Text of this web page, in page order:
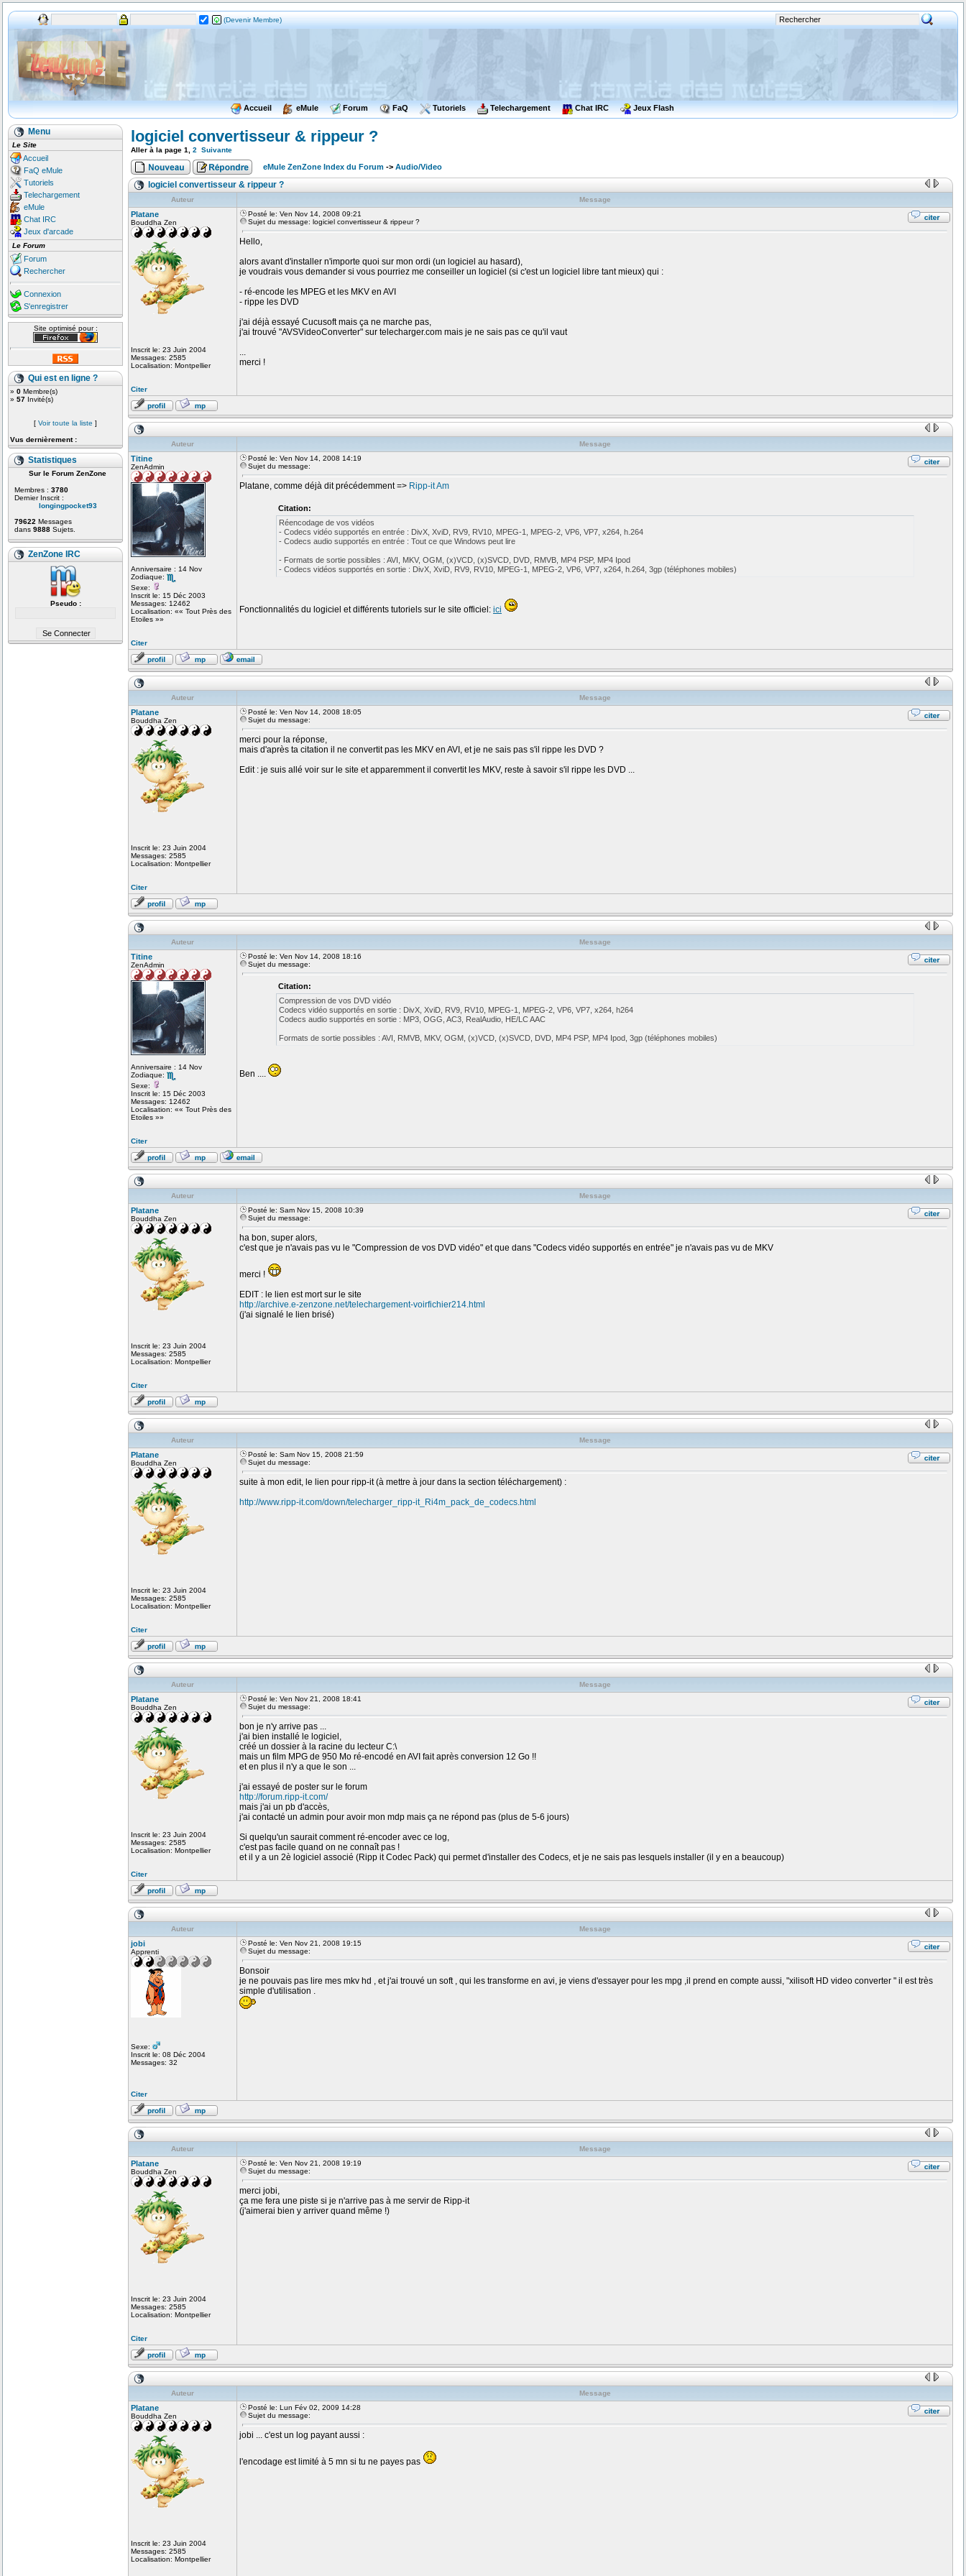
(Devenir Membre)
Accueil eMule Forum FaQ Tutoriels Telechargement Chat IRC Jeux Flash
Menu
Le Site
Accueil
FaQ eMule
Tutoriels
Telechargement
eMule
Chat IRC
Jeux d'arcade
Le Forum
Forum
Rechercher
Connexion
S'enregistrer
Site optimisé pour :
Qui est en ligne ?
» 0 Membre(s)
» 57 Invité(s)
[ Voir toute la liste ]
Vus dernièrement :
Statistiques
Sur le Forum ZenZone
Membres : 3780
Dernier Inscrit :
longingpocket93
79622 Messages
dans 9888 Sujets.
ZenZone IRC
Pseudo :
logiciel convertisseur & rippeur ?
Aller à la page 1 2 Suivante
eMule ZenZone Index du Forum -> Audio/Video
logiciel convertisseur & rippeur ?
Auteur Message
Platane
Bouddha Zen
Inscrit le: 23 Juin 2004
Messages: 2585
Localisation: Montpellier
Citer
Posté le: Ven Nov 14, 2008 09:21
Sujet du message: logiciel convertisseur & rippeur ?
Hello,
alors avant d'installer n'importe quoi sur mon ordi (un logiciel au hasard),
je voudrais vous demander si vous pourriez me conseiller un logiciel (si c'est un logiciel libre tant mieux) qui :
- ré-encode les MPEG et les MKV en AVI
- rippe les DVD
j'ai déjà essayé Cucusoft mais ça ne marche pas,
j'ai trouvé "AVSVideoConverter" sur telecharger.com mais je ne sais pas ce qu'il vaut
...
merci !
Auteur Message
Titine
ZenAdmin
Anniversaire : 14 Nov
Zodiaque:
Sexe:
Inscrit le: 15 Déc 2003
Messages: 12462
Localisation: «« Tout Près des
Etoiles »»
Citer
Posté le: Ven Nov 14, 2008 14:19
Sujet du message:
Platane, comme déjà dit précédemment => Ripp-it Am
Citation:
Réencodage de vos vidéos
- Codecs vidéo supportés en entrée : DivX, XviD, RV9, RV10, MPEG-1, MPEG-2, VP6, VP7, x264, h.264
- Codecs audio supportés en entrée : Tout ce que Windows peut lire
- Formats de sortie possibles : AVI, MKV, OGM, (x)VCD, (x)SVCD, DVD, RMVB, MP4 PSP, MP4 Ipod
- Codecs vidéos supportés en sortie : DivX, XviD, RV9, RV10, MPEG-1, MPEG-2, VP6, VP7, x264, h.264, 3gp (téléphones mobiles)
Fonctionnalités du logiciel et différents tutoriels sur le site officiel: ici
Auteur Message
Platane
Bouddha Zen
Inscrit le: 23 Juin 2004
Messages: 2585
Localisation: Montpellier
Citer
Posté le: Ven Nov 14, 2008 18:05
Sujet du message:
merci pour la réponse,
mais d'après ta citation il ne convertit pas les MKV en AVI, et je ne sais pas s'il rippe les DVD ?
Edit : je suis allé voir sur le site et apparemment il convertit les MKV, reste à savoir s'il rippe les DVD ...
Auteur Message
Titine
ZenAdmin
Anniversaire : 14 Nov
Zodiaque:
Sexe:
Inscrit le: 15 Déc 2003
Messages: 12462
Localisation: «« Tout Près des
Etoiles »»
Citer
Posté le: Ven Nov 14, 2008 18:16
Sujet du message:
Citation:
Compression de vos DVD vidéo
Codecs vidéo supportés en sortie : DivX, XviD, RV9, RV10, MPEG-1, MPEG-2, VP6, VP7, x264, h264
Codecs audio supportés en sortie : MP3, OGG, AC3, RealAudio, HE/LC AAC
Formats de sortie possibles : AVI, RMVB, MKV, OGM, (x)VCD, (x)SVCD, DVD, MP4 PSP, MP4 Ipod, 3gp (téléphones mobiles)
Ben ....
Auteur Message
Platane
Bouddha Zen
Inscrit le: 23 Juin 2004
Messages: 2585
Localisation: Montpellier
Citer
Posté le: Sam Nov 15, 2008 10:39
Sujet du message:
ha bon, super alors,
c'est que je n'avais pas vu le "Compression de vos DVD vidéo" et que dans "Codecs vidéo supportés en entrée" je n'avais pas vu de MKV
merci !
EDIT : le lien est mort sur le site
http://archive.e-zenzone.net/telechargement-voirfichier214.html
(j'ai signalé le lien brisé)
Auteur Message
Platane
Bouddha Zen
Inscrit le: 23 Juin 2004
Messages: 2585
Localisation: Montpellier
Citer
Posté le: Sam Nov 15, 2008 21:59
Sujet du message:
suite à mon edit, le lien pour ripp-it (à mettre à jour dans la section téléchargement) :
http://www.ripp-it.com/down/telecharger_ripp-it_Ri4m_pack_de_codecs.html
Auteur Message
Platane
Bouddha Zen
Inscrit le: 23 Juin 2004
Messages: 2585
Localisation: Montpellier
Citer
Posté le: Ven Nov 21, 2008 18:41
Sujet du message:
bon je n'y arrive pas ...
j'ai bien installé le logiciel,
créé un dossier à la racine du lecteur C:\
mais un film MPG de 950 Mo ré-encodé en AVI fait après conversion 12 Go !!
et en plus il n'y a que le son ...
j'ai essayé de poster sur le forum
http://forum.ripp-it.com/
mais j'ai un pb d'accès,
j'ai contacté un admin pour avoir mon mdp mais ça ne répond pas (plus de 5-6 jours)
Si quelqu'un saurait comment ré-encoder avec ce log,
c'est pas facile quand on ne connaît pas !
et il y a un 2è logiciel associé (Ripp it Codec Pack) qui permet d'installer des Codecs, et je ne sais pas lesquels installer (il y en a beaucoup)
Auteur Message
jobi
Apprenti
Sexe:
Inscrit le: 08 Déc 2004
Messages: 32
Citer
Posté le: Ven Nov 21, 2008 19:15
Sujet du message:
Bonsoir
je ne pouvais pas lire mes mkv hd , et j'ai trouvé un soft , qui les transforme en avi, je viens d'essayer pour les mpg ,il prend en compte aussi, "xilisoft HD video converter " il est très
simple d'utilisation .
Auteur Message
Platane
Bouddha Zen
Inscrit le: 23 Juin 2004
Messages: 2585
Localisation: Montpellier
Citer
Posté le: Ven Nov 21, 2008 19:19
Sujet du message:
merci jobi,
ça me fera une piste si je n'arrive pas à me servir de Ripp-it
(j'aimerai bien y arriver quand même !)
Auteur Message
Platane
Bouddha Zen
Inscrit le: 23 Juin 2004
Messages: 2585
Localisation: Montpellier
Posté le: Lun Fév 02, 2009 14:28
Sujet du message:
jobi ... c'est un log payant aussi :
l'encodage est limité à 5 mn si tu ne payes pas